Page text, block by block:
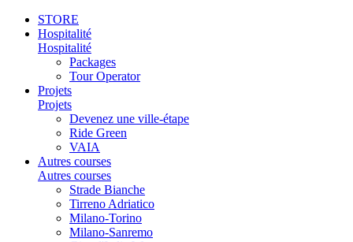
STORE
Hospitalité
Hospitalité
Packages
Tour Operator
Projets
Projets
Devenez une ville-étape
Ride Green
VAIA
Autres courses
Autres courses
Strade Bianche
Tirreno Adriatico
Milano-Torino
Milano-Sanremo